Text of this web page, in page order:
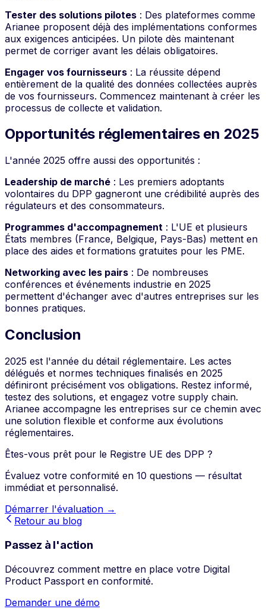
Tester des solutions pilotes : Des plateformes comme
Arianee proposent déjà des implémentations conformes
aux exigences anticipées. Un pilote dès maintenant
permet de corriger avant les délais obligatoires.
Engager vos fournisseurs : La réussite dépend
entièrement de la qualité des données collectées auprès
de vos fournisseurs. Commencez maintenant à créer les
processus de collecte et validation.
Opportunités réglementaires en 2025
L'année 2025 offre aussi des opportunités :
Leadership de marché : Les premiers adoptants
volontaires du DPP gagneront une crédibilité auprès des
régulateurs et des consommateurs.
Programmes d'accompagnement : L'UE et plusieurs
États membres (France, Belgique, Pays-Bas) mettent en
place des aides et formations gratuites pour les PME.
Networking avec les pairs : De nombreuses
conférences et événements industrie en 2025
permettent d'échanger avec d'autres entreprises sur les
bonnes pratiques.
Conclusion
2025 est l'année du détail réglementaire. Les actes
délégués et normes techniques finalisés en 2025
définiront précisément vos obligations. Restez informé,
testez des solutions, et engagez votre supply chain.
Arianee accompagne les entreprises sur ce chemin avec
une solution flexible et conforme aux évolutions
réglementaires.
Êtes-vous prêt pour le Registre UE des DPP ?
Évaluez votre conformité en 10 questions — résultat
immédiat et personnalisé.
Démarrer l'évaluation →
Retour au blog
Passez à l'action
Découvrez comment mettre en place votre Digital
Product Passport en conformité.
Demander une démo